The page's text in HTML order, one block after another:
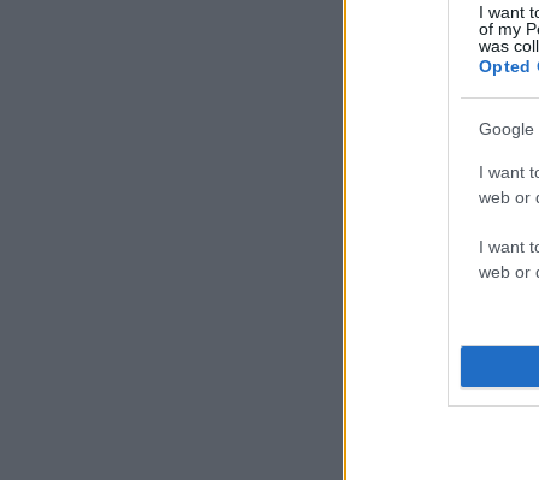
I want
of my
was
Opted
Google
I want
web or
I want
web or